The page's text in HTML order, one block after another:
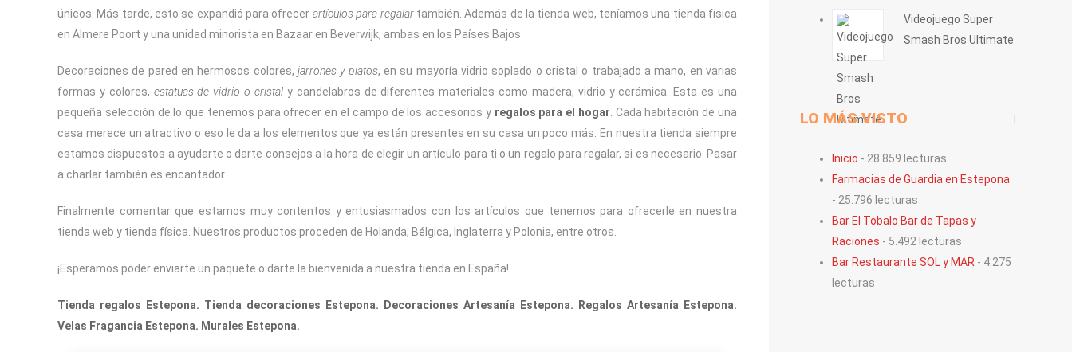
únicos. Más tarde, esto se expandió para ofrecer artículos para regalartambién. Además de la tienda web, teníamos una tienda física
en Almere Poort y una unidad minorista en Bazaar en Beverwijk, ambas en los Países Bajos.
Decoraciones de pared en hermosos colores, jarrones y platos, en su mayoría vidrio soplado o cristal o trabajado a mano, en varias
formas y colores, estatuas de vidrio o cristaly candelabros de diferentes materiales como madera, vidrio y cerámica. Esta es una
pequeña selección de lo que tenemos para ofrecer en el campo de los accesorios y regalos para el hogar . Cada habitación de una
casa merece un atractivo o eso le da a los elementos que ya están presentes en su casa un poco más. En nuestra tienda siempre
estamos dispuestos a ayudarte o darte consejos a la hora de elegir un artículo para ti o un regalo para regalar, si es necesario. Pasar
a charlar también es encantador.
Finalmente comentar que estamos muy contentos y entusiasmados con los artículos que tenemos para ofrecerle en nuestra
tienda web y tienda física. Nuestros productos proceden de Holanda, Bélgica, Inglaterra y Polonia, entre otros.
¡Esperamos poder enviarte un paquete o darte la bienvenida a nuestra tienda en España!
Tienda regalos Estepona. Tienda decoraciones Estepona. Decoraciones Artesanía Estepona. Regalos Artesanía Estepona.
Velas Fragancia Estepona. Murales Estepona.
Videojuego Super
Smash Bros Ultimate
LO MÁS VISTO
Inicio - 28.859 lecturas
Farmacias de Guardia en Estepona
- 25.796 lecturas
Bar El Tobalo Bar de Tapas y
Raciones - 5.492 lecturas
Bar Restaurante SOL y MAR - 4.275
lecturas